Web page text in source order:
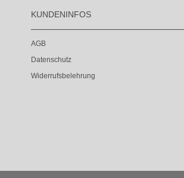
KUNDENINFOS
AGB
Datenschutz
Widerrufsbelehrung